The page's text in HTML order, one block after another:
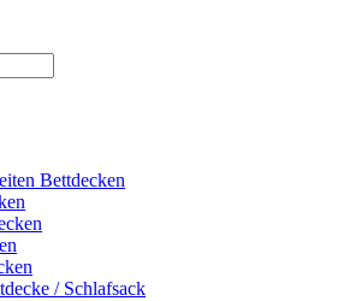
Bettdecken
/ Schlafsack